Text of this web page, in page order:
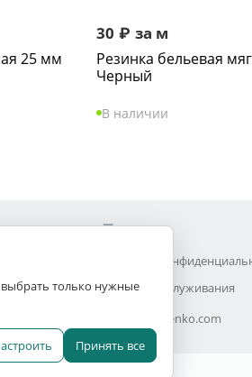
25 мм
30 ₽ за м
Резинка бельевая
Черный
В наличии
Прочее
Политика
Договор обслуживания
Efimchenko.com
выбрать только нужные
Принять все